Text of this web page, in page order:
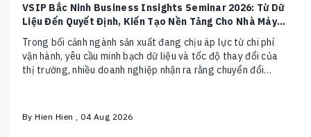
VSIP Bắc Ninh Business Insights Seminar 2026: Từ Dữ
Liệu Đến Quyết Định, Kiến Tạo Nền Tảng Cho Nhà Máy
Thông Minh
Trong bối cảnh ngành sản xuất đang chịu áp lực từ chi phí
vận hành, yêu cầu minh bạch dữ liệu và tốc độ thay đổi của
thị trường, nhiều doanh nghiệp nhận ra rằng chuyển đổi
By Hien Hien , 04 Aug 2026